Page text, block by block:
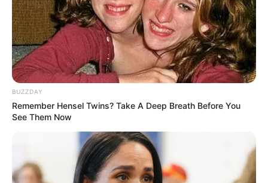
BUZZDAY
Remember Hensel Twins? Take A Deep Breath Before You
See Them Now